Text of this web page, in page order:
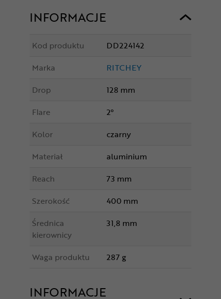
INFORMACJE
Kod produktu
DD224142
Marka
RITCHEY
Drop
128 mm
Flare
2°
Kolor
czarny
Materiał
aluminium
Reach
73 mm
Szerokość
400 mm
Średnica
kierownicy
31,8 mm
Waga produktu 287 g
INFORMACJE